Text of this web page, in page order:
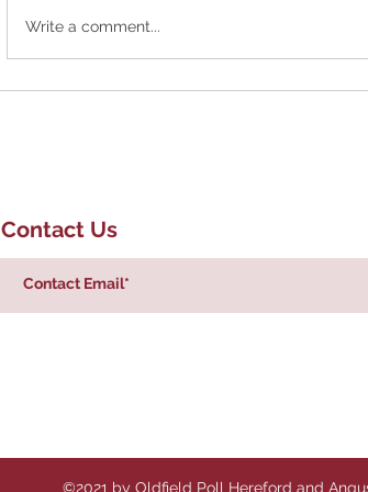
Write a comment...
Contact Us
©2021 by Oldfield Poll Hereford and